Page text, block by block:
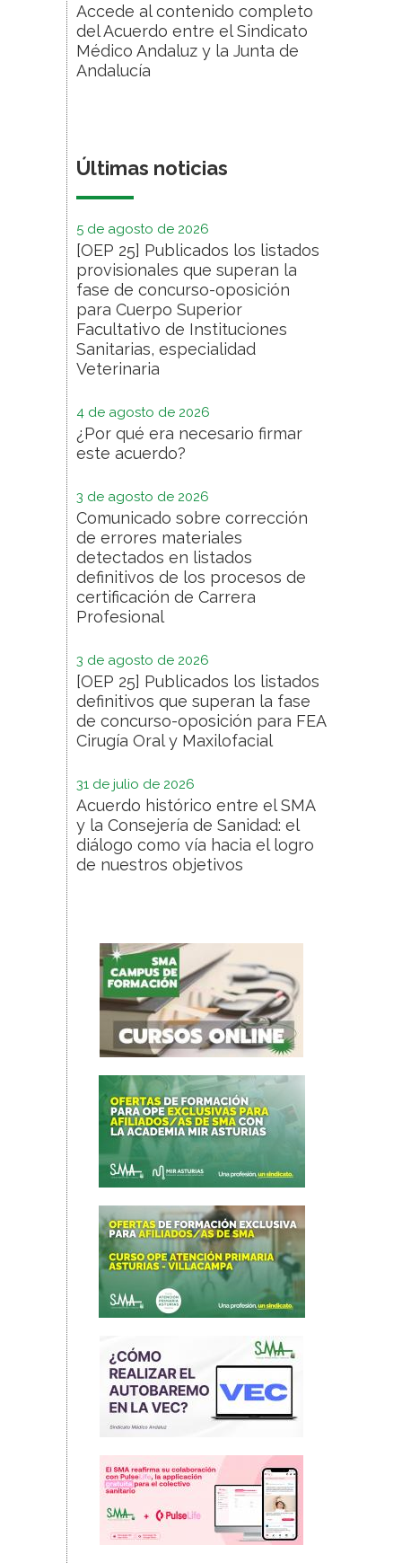
Accede al contenido completo
del Acuerdo entre el Sindicato
Médico Andaluz y la Junta de
Andalucía
Últimas noticias
5 de agosto de 2026
[OEP 25] Publicados los listados
provisionales que superan la
fase de concurso-oposición
para Cuerpo Superior
Facultativo de Instituciones
Sanitarias, especialidad
Veterinaria
4 de agosto de 2026
¿Por qué era necesario firmar
este acuerdo?
3 de agosto de 2026
Comunicado sobre corrección
de errores materiales
detectados en listados
definitivos de los procesos de
certificación de Carrera
Profesional
3 de agosto de 2026
[OEP 25] Publicados los listados
definitivos que superan la fase
de concurso-oposición para FEA
Cirugía Oral y Maxilofacial
31 de julio de 2026
Acuerdo histórico entre el SMA
y la Consejería de Sanidad: el
diálogo como vía hacia el logro
de nuestros objetivos